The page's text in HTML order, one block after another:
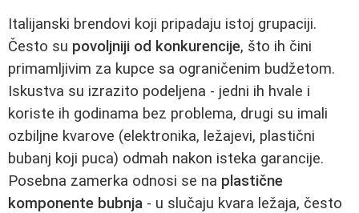
Italijanski brendovi koji pripadaju istoj grupaciji.
Često su povoljniji od konkurencije, što ih čini
primamljivim za kupce sa ograničenim budžetom.
Iskustva su izrazito podeljena - jedni ih hvale i
koriste ih godinama bez problema, drugi su imali
ozbiljne kvarove (elektronika, ležajevi, plastični
bubanj koji puca) odmah nakon isteka garancije.
Posebna zamerka odnosi se na plastične
komponente bubnja - u slučaju kvara ležaja, često